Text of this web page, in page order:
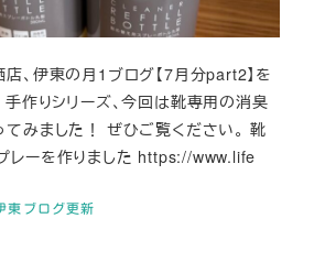
東ブログ更新
店、伊東の月1ブログ【7月分part2】を
手作りシリーズ、今回は靴専用の消臭
てみました！ ぜひご覧ください。 靴
レーを作りました https://www.life